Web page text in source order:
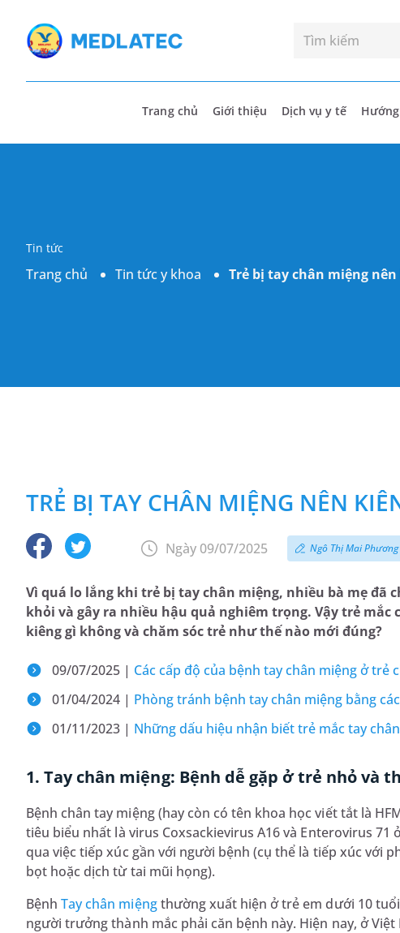
Trang chủ Giới thiệu Dịch vụ y tế
Tin tức
Trang chủ Tin tức y khoa Trẻ bị tay chân miệng
TRẺ BỊ TAY CHÂN MIỆNG NÊN
Ngày 09/07/2025 Ngô Thị Mai Phương
Vì quá lo lắng khi trẻ bị tay chân miệng, nhiều bà mẹ đã
khỏi và gây ra nhiều hậu quả nghiêm trọng. Vậy trẻ
kiêng gì không và chăm sóc trẻ như thế nào mới đúng?
09/07/2025 | Các cấp độ của bệnh tay chân miệng ở trẻ
01/04/2024 | Phòng tránh bệnh tay chân miệng bằng
01/11/2023 | Những dấu hiệu nhận biết trẻ mắc tay
1. Tay chân miệng: Bệnh dễ gặp ở trẻ nhỏ và
Bệnh chân tay miệng (hay còn có tên khoa học viết tắt là
tiêu biểu nhất là virus Coxsackievirus A16 và Enterovirus
qua việc tiếp xúc gần với người bệnh (cụ thể là tiếp xúc với
bọt hoặc dịch từ tai mũi họng).
BệnhTay chân miệngthường xuất hiện ở trẻ em dưới 10
người trưởng thành mắc phải căn bệnh này. Hiện nay, ở